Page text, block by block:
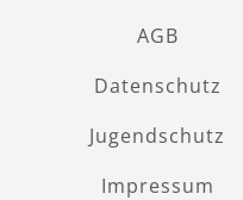
AGB
Datenschutz
Jugendschutz
Impressum